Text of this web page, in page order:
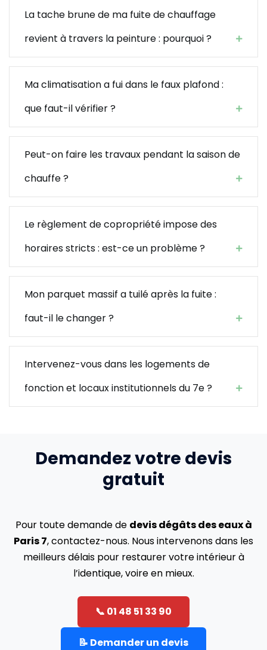
La tache brune de ma fuite de chauffage
revient à travers la peinture : pourquoi ?
Ma climatisation a fui dans le faux plafond :
que faut-il vérifier ?
Peut-on faire les travaux pendant la saison de
chauffe ?
Le règlement de copropriété impose des
horaires stricts : est-ce un problème ?
Mon parquet massif a tuilé après la fuite :
faut-il le changer ?
Intervenez-vous dans les logements de
fonction et locaux institutionnels du 7e ?
Demandez votre devis
gratuit
Pour toute demande de devis dégâts des eaux à
Paris 7, contactez-nous. Nous intervenons dans les
meilleurs délais pour restaurer votre intérieur à
l’identique, voire en mieux.
📞 01 48 51 33 90
📝 Demander un devis